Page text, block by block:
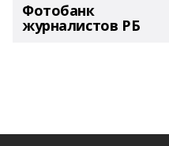
Фотобанк
журналистов РБ